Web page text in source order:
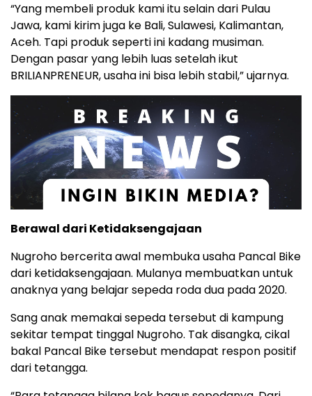
“Yang membeli produk kami itu selain dari Pulau
Jawa, kami kirim juga ke Bali, Sulawesi, Kalimantan,
Aceh. Tapi produk seperti ini kadang musiman.
Dengan pasar yang lebih luas setelah ikut
BRILIANPRENEUR, usaha ini bisa lebih stabil,” ujarnya.
Berawal dari Ketidaksengajaan
Nugroho bercerita awal membuka usaha Pancal Bike
dari ketidaksengajaan. Mulanya membuatkan untuk
anaknya yang belajar sepeda roda dua pada 2020.
Sang anak memakai sepeda tersebut di kampung
sekitar tempat tinggal Nugroho. Tak disangka, cikal
bakal Pancal Bike tersebut mendapat respon positif
dari tetangga.